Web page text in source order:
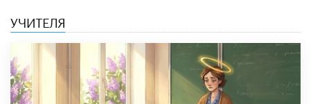
УЧИТЕЛЯ